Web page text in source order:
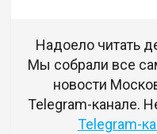
Надоело читать
Мы собрали все
новости
Telegram-канале.
Telegram-